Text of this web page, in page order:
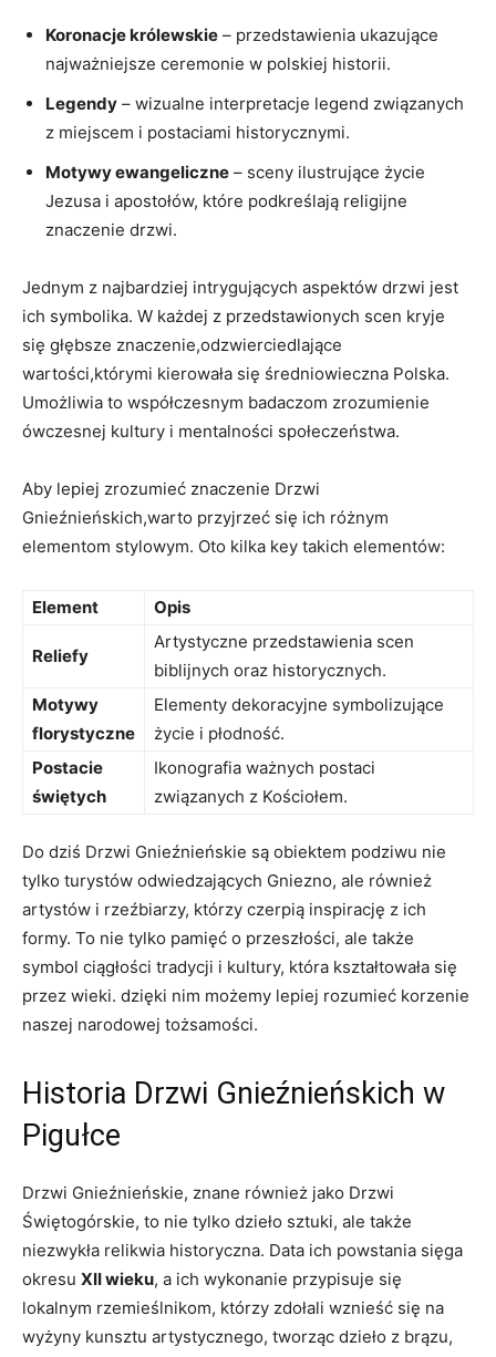
Koronacje królewskie – ‍przedstawienia​ ukazujące⁣
najważniejsze ceremonie w polskiej​ historii.
Legendy – wizualne interpretacje legend związanych
‍z miejscem i postaciami historycznymi.
Motywy ewangeliczne – sceny ilustrujące‍ życie
Jezusa i apostołów, które podkreślają religijne
‌znaczenie drzwi.
Jednym z ⁤najbardziej intrygujących aspektów drzwi jest
‍ich ⁣symbolika. W każdej z przedstawionych scen kryje
się głębsze znaczenie,odzwierciedlające
wartości,którymi kierowała się średniowieczna Polska.​
Umożliwia to współczesnym badaczom zrozumienie
ówczesnej kultury i mentalności społeczeństwa.
Aby lepiej zrozumieć znaczenie Drzwi
Gnieźnieńskich,warto przyjrzeć się ich różnym
elementom stylowym. Oto kilka key takich elementów:
Element Opis
Reliefy
Artystyczne przedstawienia scen
biblijnych oraz historycznych.
Motywy
florystyczne
Elementy ​dekoracyjne symbolizujące
życie i płodność.
Postacie
świętych
Ikonografia ważnych postaci
związanych ⁢z Kościołem.
Do dziś Drzwi Gnieźnieńskie są obiektem podziwu nie ​
tylko turystów⁣ odwiedzających Gniezno, ale również
artystów i rzeźbiarzy, którzy czerpią inspirację z ich⁢
formy. To nie tylko‌ pamięć o przeszłości, ale także
symbol ciągłości tradycji i kultury, która kształtowała się
przez wieki. ‍dzięki nim możemy lepiej rozumieć korzenie
naszej narodowej tożsamości.
Historia ‌Drzwi Gnieźnieńskich w
Pigułce
Drzwi Gnieźnieńskie,⁣ znane również jako ⁣Drzwi
Świętogórskie, to nie tylko dzieło ‌sztuki, ale także
niezwykła relikwia​ historyczna. Data ich powstania sięga
⁣okresu‍ XII wieku, a ich wykonanie przypisuje się ​
lokalnym rzemieślnikom, którzy zdołali wznieść ​się na
wyżyny kunsztu artystycznego, tworząc dzieło z brązu,